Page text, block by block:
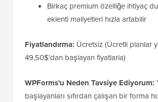
Birkaç premium özelliğe ihtiyaç
eklenti maliyetleri hızla artabilir
Fiyatlandırma: Ücretsiz (Ücretli planlar
49,50$'dan başlayan fiyatlarla)
WPForms'u Neden Tavsiye Ediyorum:
başlayanları sıfırdan çalışan bir forma